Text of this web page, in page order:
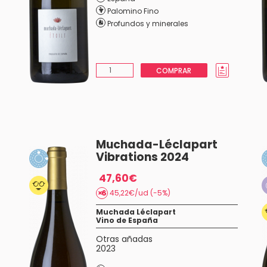
Palomino Fino
Profundos y minerales
COMPRAR
Muchada-Léclapart
Vibrations 2024
47,60€
45,22€/ud (-5%)
Muchada Léclapart
Vino de España
Otras añadas
2023